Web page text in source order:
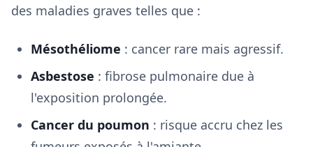
des maladies graves telles que :
Mésothéliome : cancer rare mais agressif.
Asbestose : fibrose pulmonaire due à
l'exposition prolongée.
Cancer du poumon : risque accru chez les